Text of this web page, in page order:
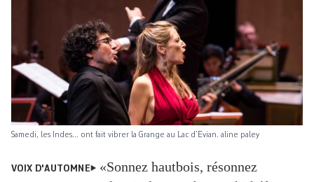
Samedi, les Indes... ont fait vibrer la Grange au Lac d’Evian. aline paley
VOIX D'AUTOMNE
«Sonnez hautbois, résonnez